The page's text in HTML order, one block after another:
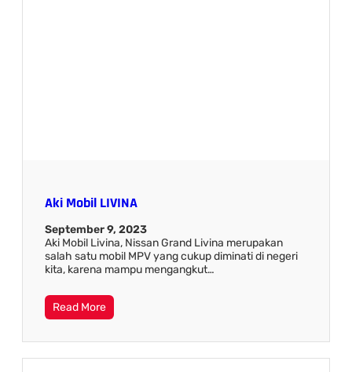
Aki Mobil LIVINA
September 9, 2023
Aki Mobil Livina, Nissan Grand Livina merupakan
salah satu mobil MPV yang cukup diminati di negeri
kita, karena mampu mengangkut…
Read More